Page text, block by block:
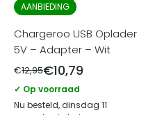
AANBIEDING
Chargeroo USB Oplader
5V – Adapter – Wit
€12,95€10,79
✓ Op voorraad
Nu besteld, dinsdag 11